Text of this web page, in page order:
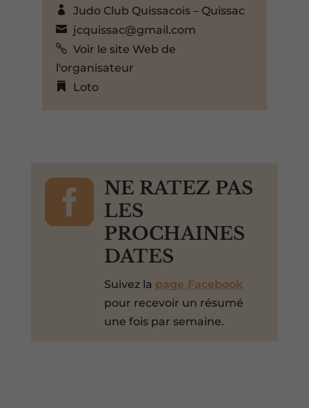
Judo Club Quissacois – Quissac
jcquissac@gmail.com
Voir le site Web de
l'organisateur
Loto

NE RATEZ PAS
LES
PROCHAINES
DATES
Suivez la page Facebook
pour recevoir un résumé
une fois par semaine.